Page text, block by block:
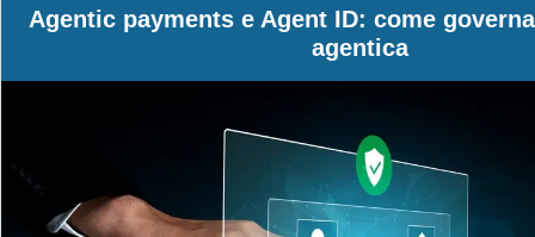
Agentic payments e Agent ID: come
agentica